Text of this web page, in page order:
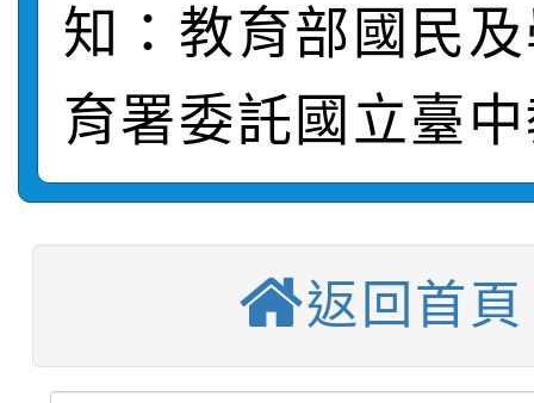
學年度第1學期第7次代
結果(第11招)
【甄選結果(第3招)】
學年度第1學期第9次代
桃園市家庭教育中心「
「祖孫樂淘桃」、「愛
絕-親子共學同樂會」
站幸福系列講座及成長
踴躍報名參加
賽及師生本土語及新住
賽實施要點
轉知：「桃園市115學
比賽實施要點」
轉知：「115年金融知
知：教育部國民
育署委託國立臺
返回首頁